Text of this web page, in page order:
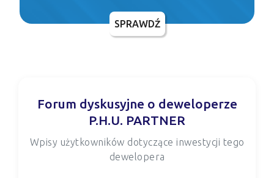
SPRAWDŹ
Forum dyskusyjne o deweloperze
P.H.U. PARTNER
Wpisy użytkowników dotyczące inwestycji tego
dewelopera